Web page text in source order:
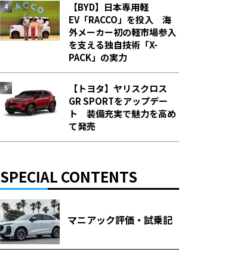
【BYD】日本専用軽
EV「RACCO」を投入 海
外メーカー初の軽市場参入
を支える独自技術「X-
PACK」の実力
【トヨタ】ヤリスクロス
GR SPORTをアップデー
ト 装備充実で魅力を高め
て発売
SPECIAL CONTENTS
マニアック評価・試乗記